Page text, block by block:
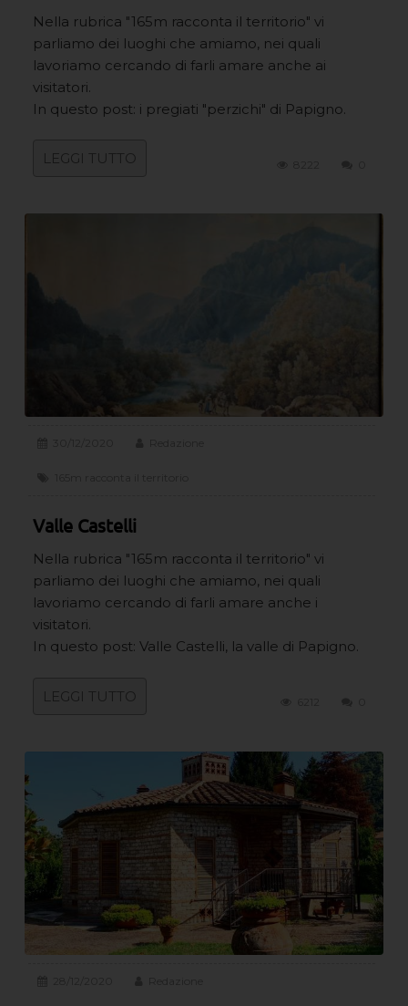
Nella rubrica "165m racconta il territorio" vi
parliamo dei luoghi che amiamo, nei quali
lavoriamo cercando di farli amare anche ai
visitatori.
In questo post: i pregiati "perzichi" di Papigno.
LEGGI TUTTO
Valle Castelli
Nella rubrica "165m racconta il territorio" vi
parliamo dei luoghi che amiamo, nei quali
lavoriamo cercando di farli amare anche i
visitatori.
In questo post: Valle Castelli, la valle di Papigno.
LEGGI TUTTO